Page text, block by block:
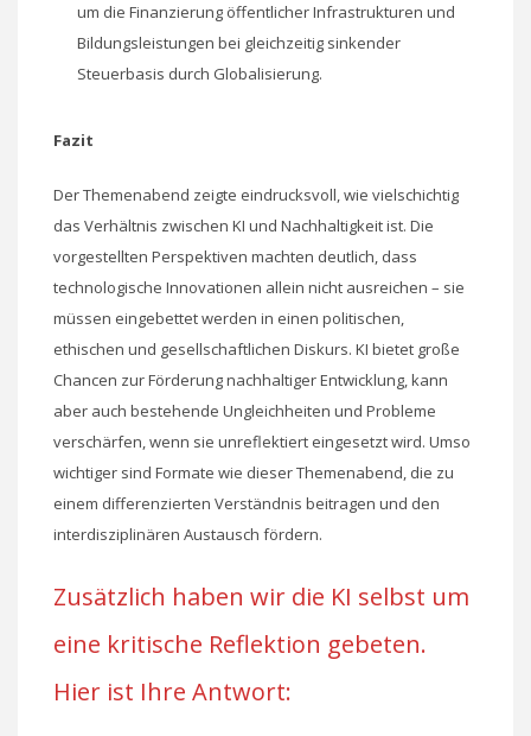
um die Finanzierung öffentlicher Infrastrukturen und
Bildungsleistungen bei gleichzeitig sinkender
Steuerbasis durch Globalisierung.
Fazit
Der Themenabend zeigte eindrucksvoll, wie vielschichtig
das Verhältnis zwischen KI und Nachhaltigkeit ist. Die
vorgestellten Perspektiven machten deutlich, dass
technologische Innovationen allein nicht ausreichen – sie
müssen eingebettet werden in einen politischen,
ethischen und gesellschaftlichen Diskurs. KI bietet große
Chancen zur Förderung nachhaltiger Entwicklung, kann
aber auch bestehende Ungleichheiten und Probleme
verschärfen, wenn sie unreflektiert eingesetzt wird. Umso
wichtiger sind Formate wie dieser Themenabend, die zu
einem differenzierten Verständnis beitragen und den
interdisziplinären Austausch fördern.
Zusätzlich haben wir die KI selbst um
eine kritische Reflektion gebeten.
Hier ist Ihre Antwort: